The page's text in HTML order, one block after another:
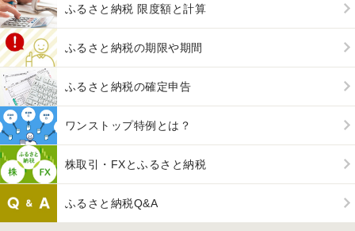
ふるさと納税 限度額と計算
ふるさと納税の期限や期間
ふるさと納税の確定申告
ワンストップ特例とは？
株取引・FXとふるさと納税
ふるさと納税Q&A